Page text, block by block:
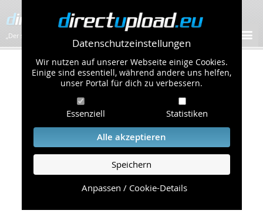
Datenschutzeinstellungen
Wir nutzen auf unserer Webseite einige Cookies.
Einige sind essentiell, während andere uns helfen,
unser Portal für dich zu verbessern.
Essenziell Statistiken
Alle akzeptieren
Speichern
Anpassen / Cookie-Details
„Der schnellste Bilder-Hoster im Web!”
Kontakt & Support
Um eine schnelle und unkomplizierte
Bearbeitung Ihres Problems zu gewährleisten,
bitten wir Sie,
folgende Punkte zu beachten und einzuhalten.
Die schnellste Hilfe finden Sie auf unserer
Seite, die die häufig gestellten Fragen